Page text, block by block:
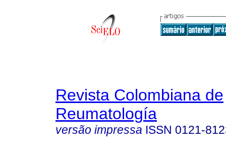
Revista Colombiana de
Reumatología
versão impressa ISSN 0121-